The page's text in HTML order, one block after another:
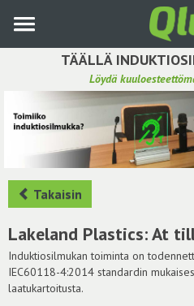
pääsisältöön
TÄÄLLÄ
Löydä
Etsi induktiosilmukka
Tee ehdotus ja vaikuta
Hae ehdotuksia
Käyttöohje
Yhteydenottopyyntö
Kirjaudu sisään
Takaisin
Lakeland Plastics: At
Induktiosilmukan toiminta on
IEC60118-4:2014 standardin
laatukartoitusta.